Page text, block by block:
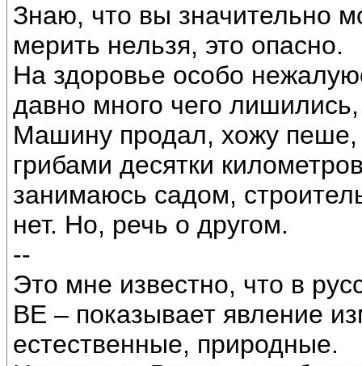
Знаю, что вы значительно
мерить нельзя, это опасно.
На здоровье особо
давно много чего
Машину продал, хожу пеше,
грибами десятки
занимаюсь садом,
нет. Но, речь о другом.
--
Это мне известно, что в
ВЕ – показывает явление
естественные, природные.